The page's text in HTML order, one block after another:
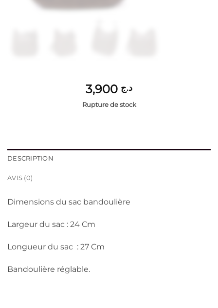
د.ج
Rupture de stock
DESCRIPTION
AVIS (0)
Dimensions du sac bandoulière
Largeur du sac : 24 Cm
Longueur du sac : 27 Cm
Bandoulière réglable.